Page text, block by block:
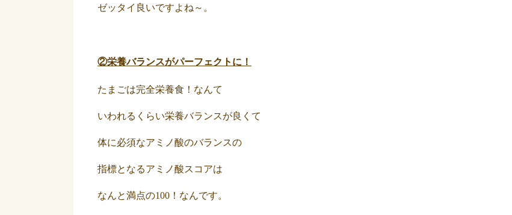
ゼッタイ良いですよね～。
②栄養バランスがパーフェクトに！
たまごは完全栄養食！なんて
いわれるくらい栄養バランスが良くて
体に必須なアミノ酸のバランスの
指標となるアミノ酸スコアは
なんと満点の100！なんです。